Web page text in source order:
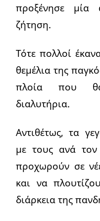
προξένησε μία
ζήτηση.
Τότε πολλοί
θεμέλια της
πλοία που
διαλυτήρια.
Αντιθέτως, τα
με τους ανά
προχωρούν σε
και να
διάρκεια της